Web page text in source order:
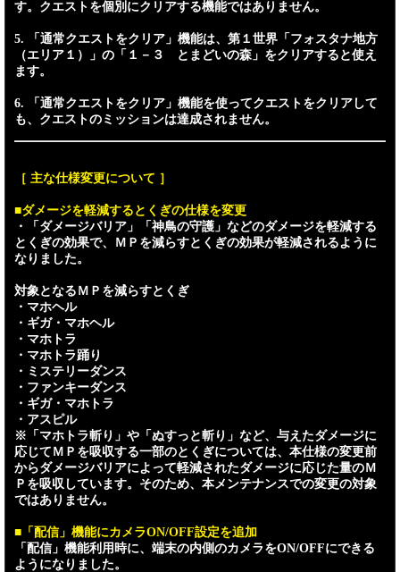
す。クエストを個別にクリアする機能ではありません。
5. 「通常クエストをクリア」機能は、第１世界「フォスタナ地方
（エリア１）」の「１－３ とまどいの森」をクリアすると使え
ます。
6. 「通常クエストをクリア」機能を使ってクエストをクリアして
も、クエストのミッションは達成されません。
［ 主な仕様変更について ］
■ダメージを軽減するとくぎの仕様を変更
・「ダメージバリア」「神鳥の守護」などのダメージを軽減する
とくぎの効果で、ＭＰを減らすとくぎの効果が軽減されるように
なりました。
対象となるＭＰを減らすとくぎ
・マホヘル
・ギガ・マホヘル
・マホトラ
・マホトラ踊り
・ミステリーダンス
・ファンキーダンス
・ギガ・マホトラ
・アスピル
※「マホトラ斬り」や「ぬすっと斬り」など、与えたダメージに
応じてＭＰを吸収する一部のとくぎについては、本仕様の変更前
からダメージバリアによって軽減されたダメージに応じた量のＭ
Ｐを吸収しています。そのため、本メンテナンスでの変更の対象
ではありません。
■「配信」機能にカメラON/OFF設定を追加
「配信」機能利用時に、端末の内側のカメラをON/OFFにできる
ようになりました。